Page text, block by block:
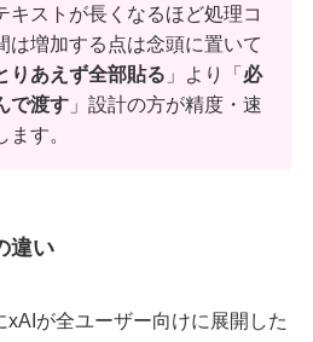
キストが長くなるほど処理コ
は増加する点は念頭に置いて
りあえず全部貼る 」より「 必
で渡す」設計の方が精度・速
ます。
違い
が全ユーザー向けに展開した